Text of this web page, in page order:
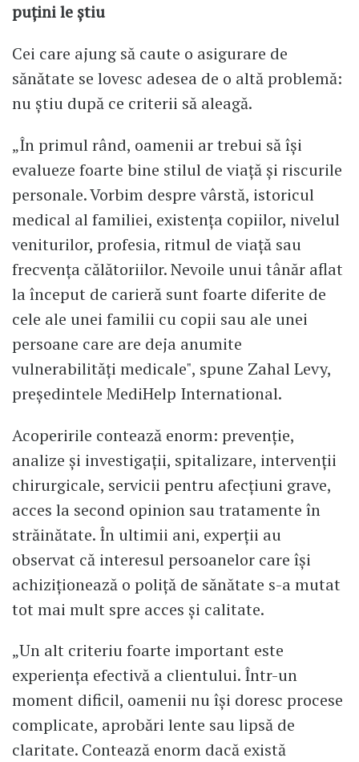
puțini le știu
Cei care ajung să caute o asigurare de
sănătate se lovesc adesea de o altă problemă:
nu știu după ce criterii să aleagă.
„În primul rând, oamenii ar trebui să își
evalueze foarte bine stilul de viață și riscurile
personale. Vorbim despre vârstă, istoricul
medical al familiei, existența copiilor, nivelul
veniturilor, profesia, ritmul de viață sau
frecvența călătoriilor. Nevoile unui tânăr aflat
la început de carieră sunt foarte diferite de
cele ale unei familii cu copii sau ale unei
persoane care are deja anumite
vulnerabilități medicale", spune Zahal Levy,
președintele MediHelp International.
Acoperirile contează enorm: prevenție,
analize și investigații, spitalizare, intervenții
chirurgicale, servicii pentru afecțiuni grave,
acces la second opinion sau tratamente în
străinătate. În ultimii ani, experții au
observat că interesul persoanelor care își
achiziționează o poliță de sănătate s-a mutat
tot mai mult spre acces și calitate.
„Un alt criteriu foarte important este
experiența efectivă a clientului. Într-un
moment dificil, oamenii nu își doresc procese
complicate, aprobări lente sau lipsă de
claritate. Contează enorm dacă există